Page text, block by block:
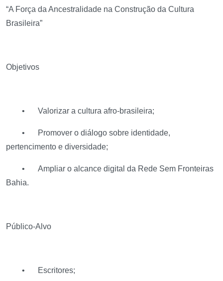
“A Força da Ancestralidade na Construção da Cultura
Brasileira”
Objetivos
• Valorizar a cultura afro-brasileira;
•
Promover o diálogo sobre identidade,
pertencimento e diversidade;
•
Ampliar o alcance digital da Rede Sem Fronteiras
Bahia.
Público-Alvo
• Escritores;